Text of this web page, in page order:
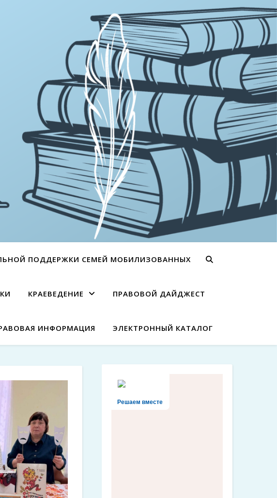
ПОДДЕРЖКИ СЕМЕЙ МОБИЛИЗОВАННЫХ
КРАЕВЕДЕНИЕ ПРАВОВОЙ ДАЙДЖЕСТ
ИНФОРМАЦИЯ ЭЛЕКТРОННЫЙ КАТАЛОГ
Решаем вместе